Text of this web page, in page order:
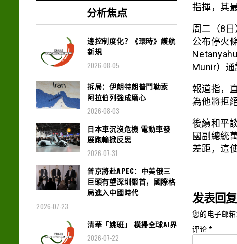
指揮，其
周二（8
公布停火
Munir）通
報道指，
為他將拒
後續和平
國副總統
差距，這
发表回复
您的电子邮箱
评论 *
分析焦点
邊控制度化？《環時》護航
新規
2026-08-05
拆局：伊朗特朗普鬥勒索
阿拉伯列強成磨心
2026-08-03
日本車沉沒危機 電動車發
展跑輸掀反思
2026-07-31
普京將赴APEC：中美俄三
巨頭有望深圳聚首，國際格
局進入中國時代
2026-07-23
清華「姚班」 橫掃全球AI界
2026-07-22